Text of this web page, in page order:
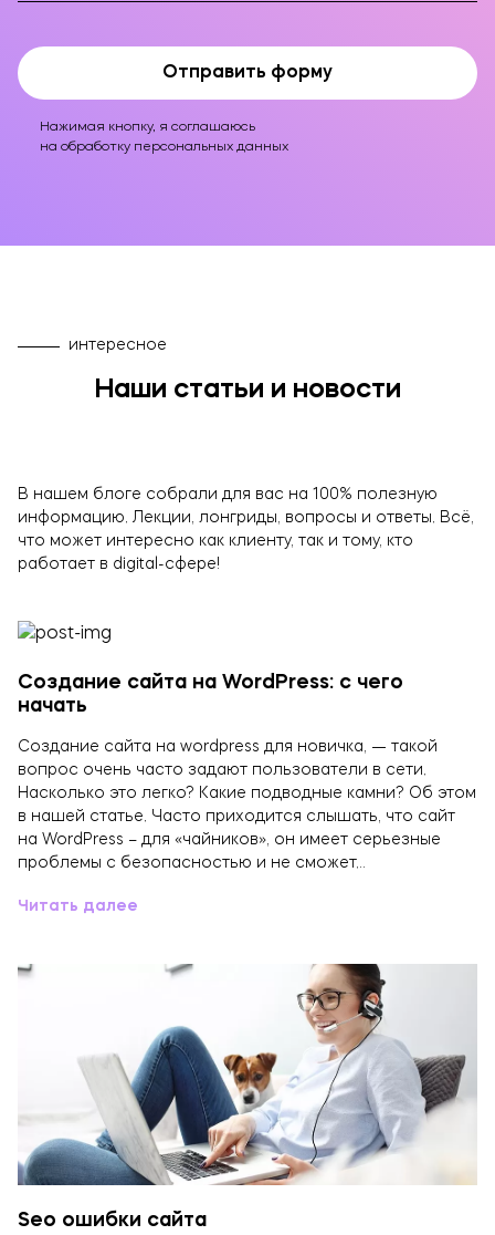
Отправить форму
Нажимая кнопку, я соглашаюсь
на обработку персональных данных
интересное
Наши статьи и новости
В нашем блоге собрали для вас на 100% полезную
информацию. Лекции, лонгриды, вопросы и ответы. Всё,
что может интересно как клиенту, так и тому, кто
работает в digital-сфере!
Создание сайта на WordPress: с чего
начать
Создание сайта на wordpress для новичка, — такой
вопрос очень часто задают пользователи в сети.
Насколько это легко? Какие подводные камни? Об этом
в нашей статье. Часто приходится слышать, что сайт
на WordPress – для «чайников», он имеет серьезные
проблемы с безопасностью и не сможет…
Читать далее
Seo ошибки сайта